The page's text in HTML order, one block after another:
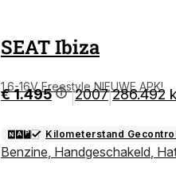
SEATIbiza
1.6-16V Freestyle NIEUWE APK!
€ 1.495 |2007|286.492
Kilometerstand
Benzine Handgeschakeld